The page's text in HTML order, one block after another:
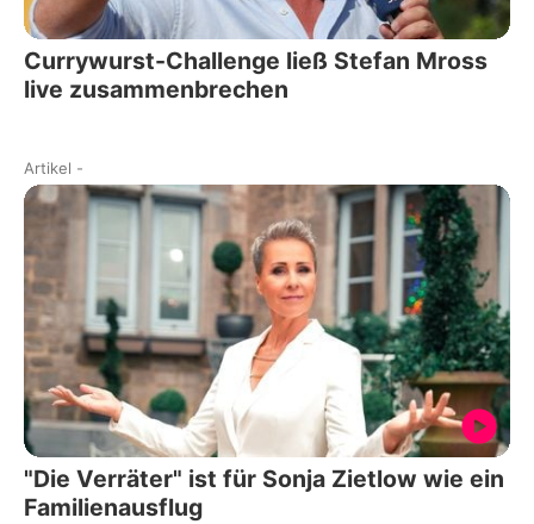
Currywurst-Challenge ließ Stefan Mross
live zusammenbrechen
Artikel -
"Die Verräter" ist für Sonja Zietlow wie ein
Familienausflug